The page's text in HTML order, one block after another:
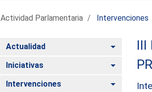
Actividad Parlamentaria Intervenciones
Actualidad Alternar
Iniciativas Alternar
Intervenciones
Alternar
III